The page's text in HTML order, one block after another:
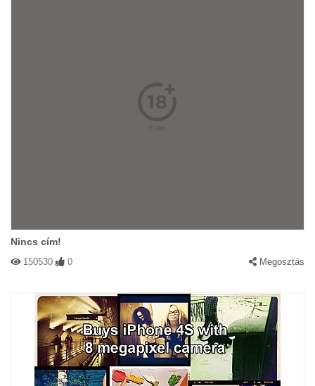
Nincs cím!
150530 0 Megosztás